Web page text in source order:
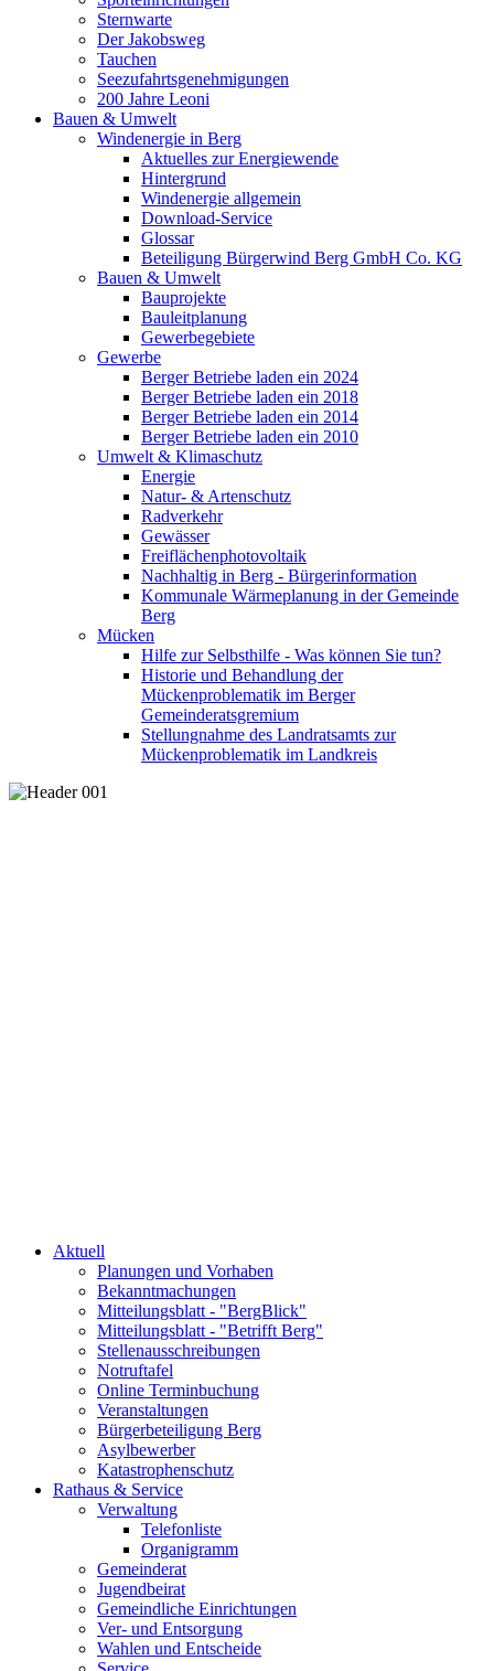
Sternwarte
Der Jakobsweg
Tauchen
Seezufahrtsgenehmigungen
200 Jahre Leoni
Bauen & Umwelt
Windenergie in Berg
Aktuelles zur Energiewende
Hintergrund
Windenergie allgemein
Download-Service
Glossar
Beteiligung Bürgerwind Berg GmbH Co. KG
Bauen & Umwelt
Bauprojekte
Bauleitplanung
Gewerbegebiete
Gewerbe
Berger Betriebe laden ein 2024
Berger Betriebe laden ein 2018
Berger Betriebe laden ein 2014
Berger Betriebe laden ein 2010
Umwelt & Klimaschutz
Energie
Natur- & Artenschutz
Radverkehr
Gewässer
Freiflächenphotovoltaik
Nachhaltig in Berg - Bürgerinformation
Kommunale Wärmeplanung in der Gemeinde
Berg
Mücken
Hilfe zur Selbsthilfe - Was können Sie tun?
Historie und Behandlung der
Mückenproblematik im Berger
Gemeinderatsgremium
Stellungnahme des Landratsamts zur
Mückenproblematik im Landkreis
Aktuell
Planungen und Vorhaben
Bekanntmachungen
Mitteilungsblatt - "BergBlick"
Mitteilungsblatt - "Betrifft Berg"
Stellenausschreibungen
Notruftafel
Online Terminbuchung
Veranstaltungen
Bürgerbeteiligung Berg
Asylbewerber
Katastrophenschutz
Rathaus & Service
Verwaltung
Telefonliste
Organigramm
Gemeinderat
Jugendbeirat
Gemeindliche Einrichtungen
Ver- und Entsorgung
Wahlen und Entscheide